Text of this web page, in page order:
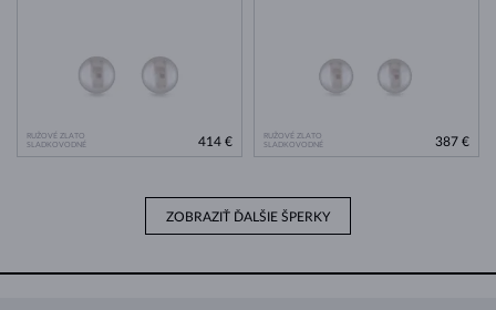
RUŽOVÉ ZLATO
SLADKOVODNÉ
414 €
RUŽOVÉ ZLATO
SLADKOVODNÉ
387 €
ZOBRAZIŤ ĎALŠIE ŠPERKY